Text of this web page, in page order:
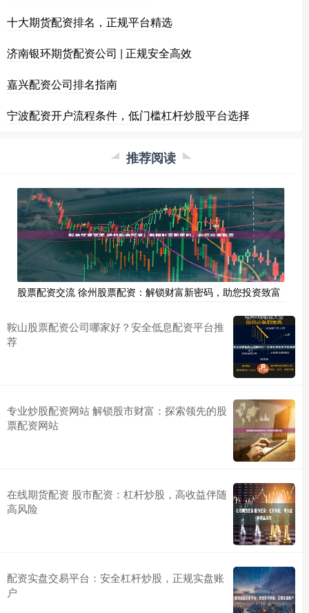
十大期货配资排名，正规平台精选
济南银环期货配资公司 | 正规安全高效
嘉兴配资公司排名指南
宁波配资开户流程条件，低门槛杠杆炒股平台选择
推荐阅读
股票配资交流 徐州股票配资：解锁财富新密码，助您投资致富
鞍山股票配资公司哪家好？安全低息配资平台推
荐
专业炒股配资网站 解锁股市财富：探索领先的股
票配资网站
在线期货配资 股市配资：杠杆炒股，高收益伴随
高风险
配资实盘交易平台：安全杠杆炒股，正规实盘账
户